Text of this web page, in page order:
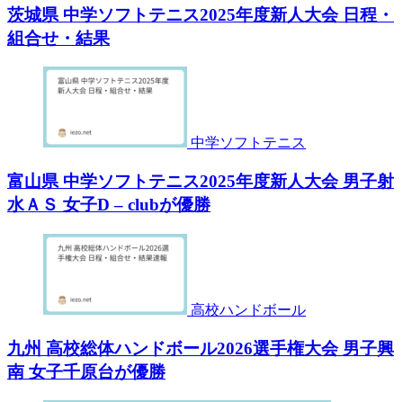
茨城県 中学ソフトテニス2025年度新人大会 日程・
組合せ・結果
中学ソフトテニス
富山県 中学ソフトテニス2025年度新人大会 男子射
水ＡＳ 女子D – clubが優勝
高校ハンドボール
九州 高校総体ハンドボール2026選手権大会 男子興
南 女子千原台が優勝